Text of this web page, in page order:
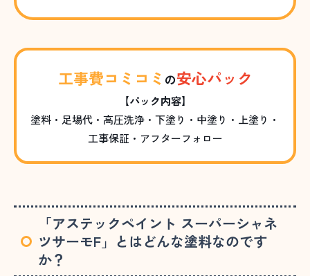
工事費コミコミ の安心パック
【パック内容】
塗料・足場代・高圧洗浄・下塗り・中塗り・上塗り・
工事保証・アフターフォロー
「アステックペイント スーパーシャネ
ツサーモF」とはどんな塗料なのです
か？